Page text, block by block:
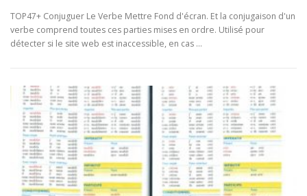
TOP47+ Conjuguer Le Verbe Mettre Fond d'écran. Et la conjugaison d'un
verbe comprend toutes ces parties mises en ordre. Utilisé pour
détecter si le site web est inaccessible, en cas …